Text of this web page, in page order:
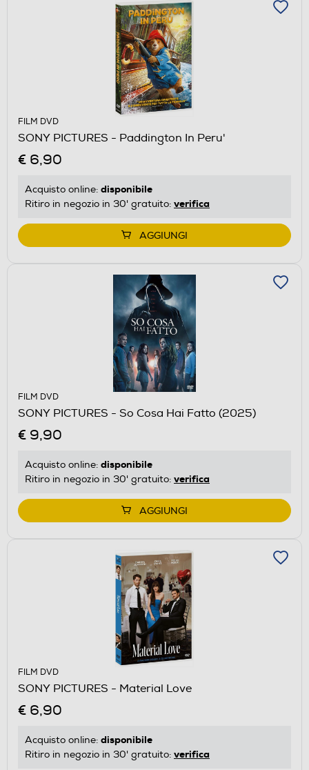
FILM DVD
SONY PICTURES - Paddington In Peru'
€ 6,90
Acquisto online: disponibile
Ritiro in negozio in 30' gratuito: verifica
AGGIUNGI
FILM DVD
SONY PICTURES - So Cosa Hai Fatto (2025)
€ 9,90
Acquisto online: disponibile
Ritiro in negozio in 30' gratuito: verifica
AGGIUNGI
FILM DVD
SONY PICTURES - Material Love
€ 6,90
Acquisto online: disponibile
Ritiro in negozio in 30' gratuito: verifica